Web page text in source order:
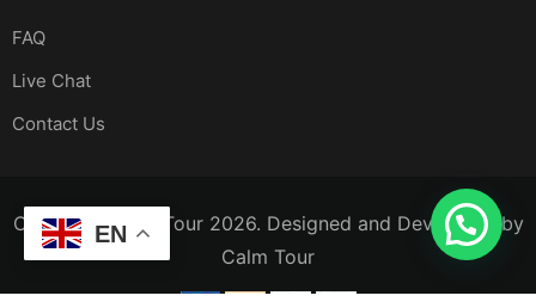
FAQ
Live Chat
Contact Us
Copyright Calm Tour 2026. Designed and Developed by
Calm Tour
EN